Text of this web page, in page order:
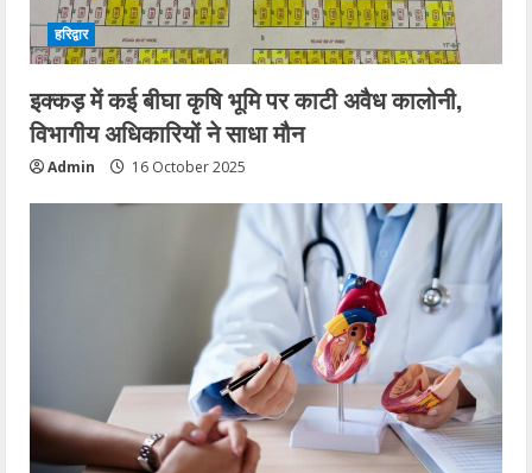
हरिद्वार
इक्कड़ में कई बीघा कृषि भूमि पर काटी अवैध कालोनी,
विभागीय अधिकारियों ने साधा मौन
Admin 16 October 2025